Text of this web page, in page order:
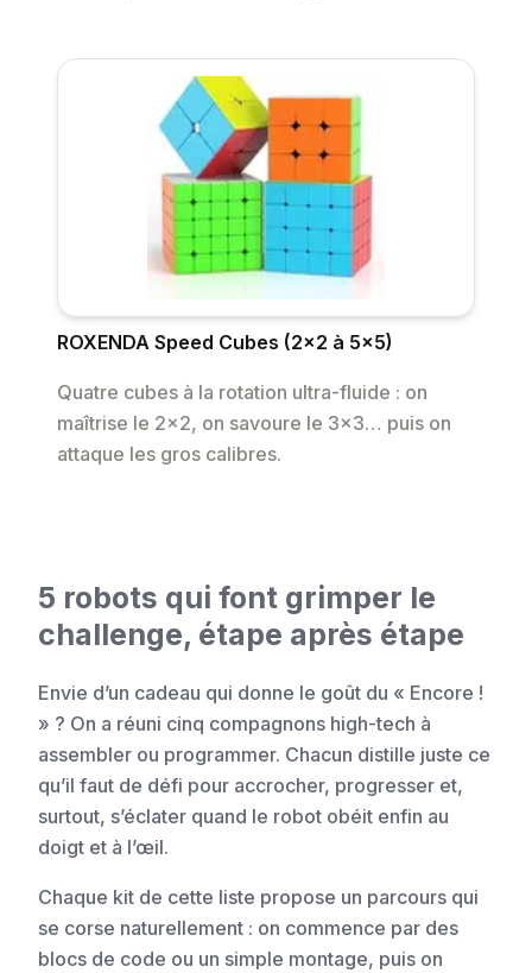
ROXENDA Speed Cubes (2×2 à 5×5)
Quatre cubes à la rotation ultra-fluide : on
maîtrise le 2×2, on savoure le 3×3… puis on
attaque les gros calibres.
5 robots qui font grimper le
challenge, étape après étape
Envie d’un cadeau qui donne le goût du « Encore !
» ? On a réuni cinq compagnons high-tech à
assembler ou programmer. Chacun distille juste ce
qu’il faut de défi pour accrocher, progresser et,
surtout, s’éclater quand le robot obéit enfin au
doigt et à l’œil.
Chaque kit de cette liste propose un parcours qui
se corse naturellement : on commence par des
blocs de code ou un simple montage, puis on